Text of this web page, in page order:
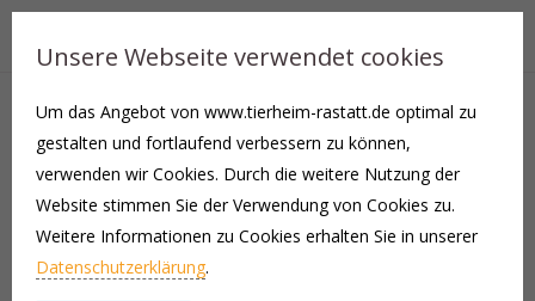
Karma, Lori (vermittelt), Safari, Mischka (vermittelt), Alwa
(vermittelt), Teddy (vermittelt), Martha und Ace (6 Hündinnen, 2
Rüden) sind am 24. Februar im Tierheim geboren. Wir suchen
nun Interessenten für die 8 Welpen, damit sie so wenig Zeit wie
möglich und so viel Zeit wie nötig mit ihrer Mutter im Tierheim
Unsere Webseite verwendet cookies
Um das Angebot von www.tierheim-rastatt.de optimal zu
gestalten und fortlaufend verbessern zu können,
verwenden wir Cookies. Durch die weitere Nutzung der
Website stimmen Sie der Verwendung von Cookies zu.
Weitere Informationen zu Cookies erhalten Sie in unserer
Datenschutzerklärung.